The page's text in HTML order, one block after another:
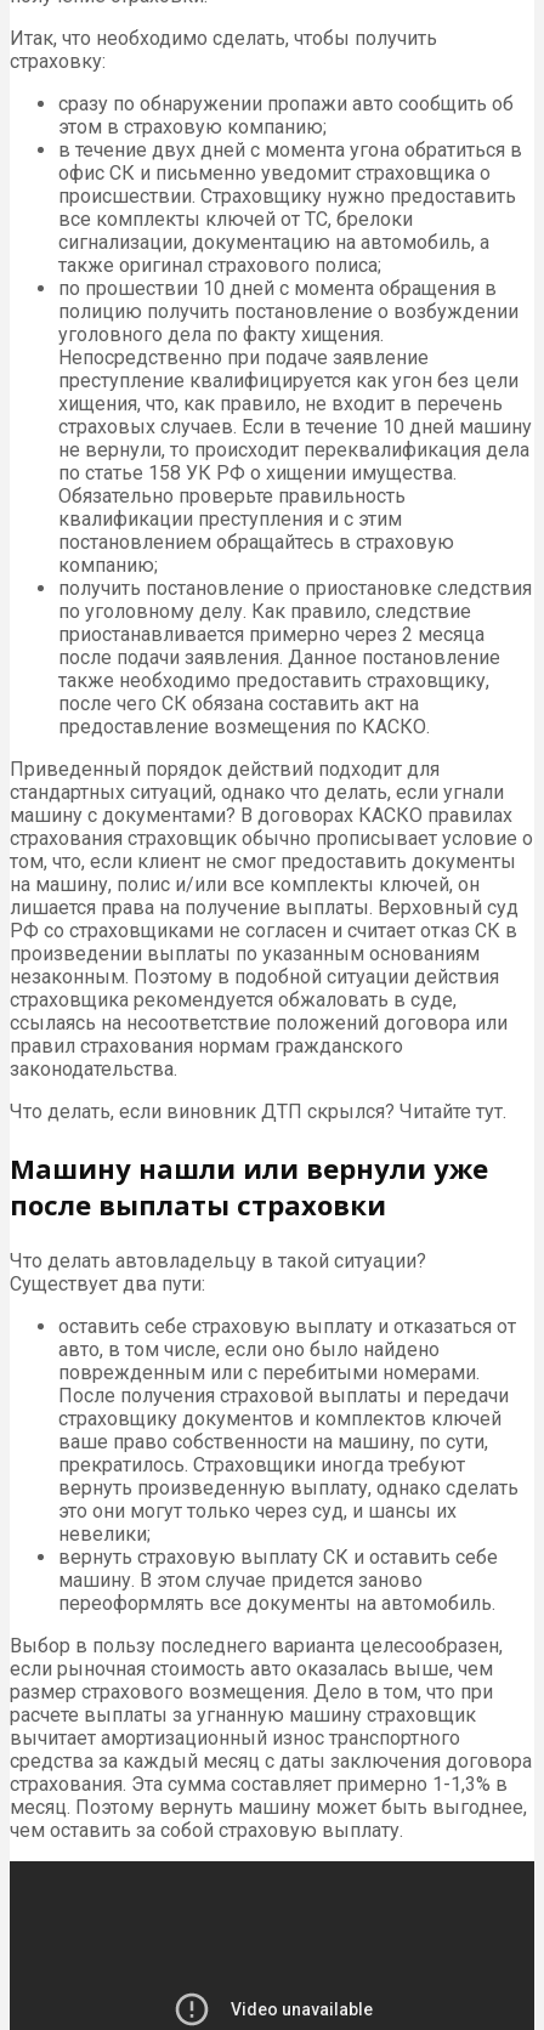
Итак, что необходимо сделать, чтобы получить
страховку:
сразу по обнаружении пропажи авто сообщить об
этом в страховую компанию;
в течение двух дней с момента угона обратиться в
офис СК и письменно уведомит страховщика о
происшествии. Страховщику нужно предоставить
все комплекты ключей от ТС, брелоки
сигнализации, документацию на автомобиль, а
также оригинал страхового полиса;
по прошествии 10 дней с момента обращения в
полицию получить постановление о возбуждении
уголовного дела по факту хищения.
Непосредственно при подаче заявление
преступление квалифицируется как угон без цели
хищения, что, как правило, не входит в перечень
страховых случаев. Если в течение 10 дней машину
не вернули, то происходит переквалификация дела
по статье 158 УК РФ о хищении имущества.
Обязательно проверьте правильность
квалификации преступления и с этим
постановлением обращайтесь в страховую
компанию;
получить постановление о приостановке следствия
по уголовному делу. Как правило, следствие
приостанавливается примерно через 2 месяца
после подачи заявления. Данное постановление
также необходимо предоставить страховщику,
после чего СК обязана составить акт на
предоставление возмещения по КАСКО.
Приведенный порядок действий подходит для
стандартных ситуаций, однако что делать, если угнали
машину с документами? В договорах КАСКО правилах
страхования страховщик обычно прописывает условие о
том, что, если клиент не смог предоставить документы
на машину, полис и/или все комплекты ключей, он
лишается права на получение выплаты. Верховный суд
РФ со страховщиками не согласен и считает отказ СК в
произведении выплаты по указанным основаниям
незаконным. Поэтому в подобной ситуации действия
страховщика рекомендуется обжаловать в суде,
ссылаясь на несоответствие положений договора или
правил страхования нормам гражданского
законодательства.
Что делать, если виновник ДТП скрылся? Читайте тут.
Машину нашли или вернули уже
после выплаты страховки
Что делать автовладельцу в такой ситуации?
Существует два пути:
оставить себе страховую выплату и отказаться от
авто, в том числе, если оно было найдено
поврежденным или с перебитыми номерами.
После получения страховой выплаты и передачи
страховщику документов и комплектов ключей
ваше право собственности на машину, по сути,
прекратилось. Страховщики иногда требуют
вернуть произведенную выплату, однако сделать
это они могут только через суд, и шансы их
невелики;
вернуть страховую выплату СК и оставить себе
машину. В этом случае придется заново
переоформлять все документы на автомобиль.
Выбор в пользу последнего варианта целесообразен,
если рыночная стоимость авто оказалась выше, чем
размер страхового возмещения. Дело в том, что при
расчете выплаты за угнанную машину страховщик
вычитает амортизационный износ транспортного
средства за каждый месяц с даты заключения договора
страхования. Эта сумма составляет примерно 1-1,3% в
месяц. Поэтому вернуть машину может быть выгоднее,
чем оставить за собой страховую выплату.